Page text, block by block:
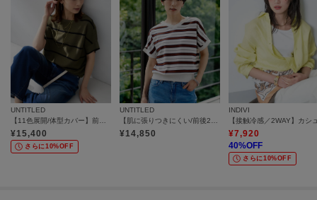
UNTITLED
¥15,400
さらに10%OFF
UNTITLED
¥14,850
INDIVI
¥7,920
40%OFF
さらに10%OFF